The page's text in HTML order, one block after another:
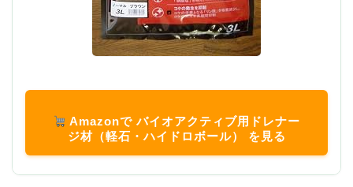
Amazonで バイオアクティブ用ドレナー
ジ材（軽石・ハイドロボール） を見る